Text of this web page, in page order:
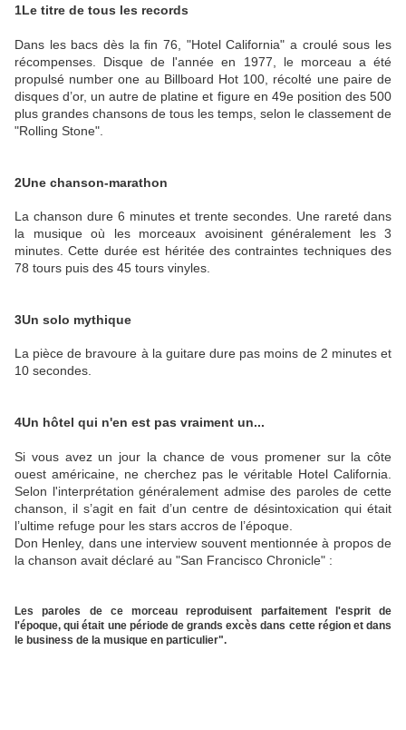
1Le titre de tous les records
Dans les bacs dès la fin 76, "Hotel California" a croulé sous les
récompenses. Disque de l'année en 1977, le morceau a été
propulsé number one au Billboard Hot 100, récolté une paire de
disques d’or, un autre de platine et figure en 49e position des 500
plus grandes chansons de tous les temps, selon le classement de
"Rolling Stone".
2Une chanson-marathon
La chanson dure 6 minutes et trente secondes. Une rareté dans
la musique où les morceaux avoisinent généralement les 3
minutes. Cette durée est héritée des contraintes techniques des
78 tours puis des 45 tours vinyles.
3Un solo mythique
La pièce de bravoure à la guitare dure pas moins de 2 minutes et
10 secondes.
4Un hôtel qui n'en est pas vraiment un...
Si vous avez un jour la chance de vous promener sur la côte
ouest américaine, ne cherchez pas le véritable Hotel California.
Selon l'interprétation généralement admise des paroles de cette
chanson, il s’agit en fait d’un centre de désintoxication qui était
l’ultime refuge pour les stars accros de l’époque.
Don Henley, dans une interview souvent mentionnée à propos de
la chanson avait déclaré au "San Francisco Chronicle" :
Les paroles de ce morceau reproduisent parfaitement l'esprit de
l'époque, qui était une période de grands excès dans cette région et dans
le business de la musique en particulier".